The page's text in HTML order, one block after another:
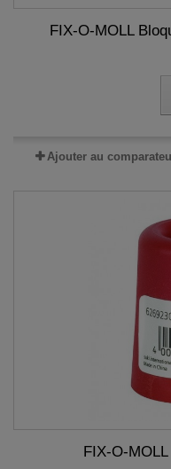
FIX-O-MOLL
Ajouter au
FIX-O-